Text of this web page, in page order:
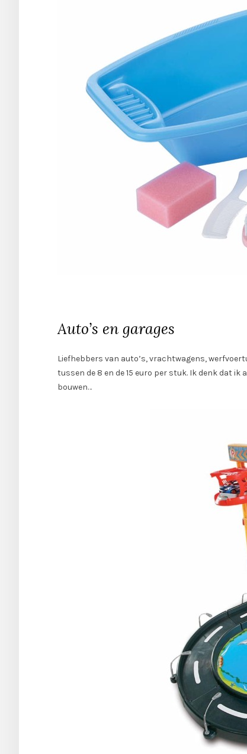
Auto’s en garages
Liefhebbers van auto’s, vrachtwagens,
tussen de 8 en de 15 euro per stuk. Ik denk dat ik
bouwen…